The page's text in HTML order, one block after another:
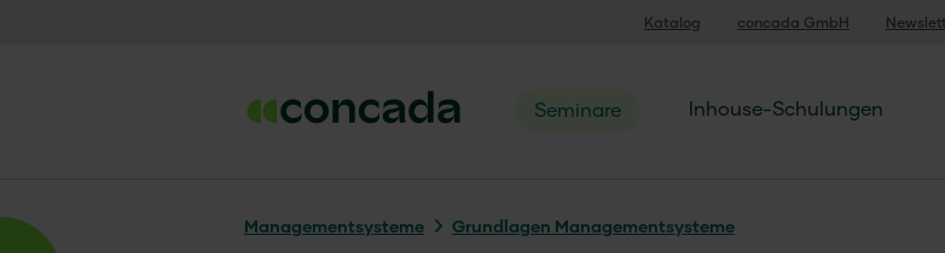
Katalog concada GmbH
Seminare Inhouse-Schulungen
Managementsysteme Grundlagen Managementsysteme